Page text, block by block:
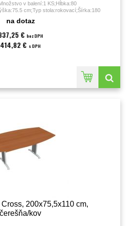
v balení:1 KS;Hĺbka:80
cm;Typ stola:rokovací;Šírka:180
na dotaz
€ bez DPH
414,82 € s DPH
200x75,5x110 cm,
čerešňa/kov